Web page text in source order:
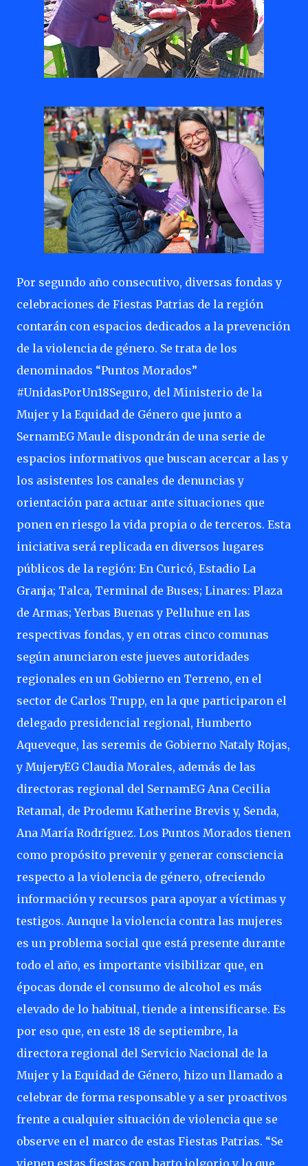
Por segundo año consecutivo, diversas fondas y
celebraciones de Fiestas Patrias de la región
contarán con espacios dedicados a la prevención
de la violencia de género. Se trata de los
denominados “Puntos Morados”
#UnidasPorUn18Seguro, del Ministerio de la
Mujer y la Equidad de Género que junto a
SernamEG Maule dispondrán de una serie de
espacios informativos que buscan acercar a las y
los asistentes los canales de denuncias y
orientación para actuar ante situaciones que
ponen en riesgo la vida propia o de terceros. Esta
iniciativa será replicada en diversos lugares
públicos de la región: En Curicó, Estadio La
Granja; Talca, Terminal de Buses; Linares: Plaza
de Armas; Yerbas Buenas y Pelluhue en las
respectivas fondas, y en otras cinco comunas
según anunciaron este jueves autoridades
regionales en un Gobierno en Terreno, en el
sector de Carlos Trupp, en la que participaron el
delegado presidencial regional, Humberto
Aqueveque, las seremis de Gobierno Nataly Rojas,
y MujeryEG Claudia Morales, además de las
directoras regional del SernamEG Ana Cecilia
Retamal, de Prodemu Katherine Brevis y, Senda,
Ana María Rodríguez. Los Puntos Morados tienen
como propósito prevenir y generar consciencia
respecto a la violencia de género, ofreciendo
información y recursos para apoyar a víctimas y
testigos. Aunque la violencia contra las mujeres
es un problema social que está presente durante
todo el año, es importante visibilizar que, en
épocas donde el consumo de alcohol es más
elevado de lo habitual, tiende a intensificarse. Es
por eso que, en este 18 de septiembre, la
directora regional del Servicio Nacional de la
Mujer y la Equidad de Género, hizo un llamado a
celebrar de forma responsable y a ser proactivos
frente a cualquier situación de violencia que se
observe en el marco de estas Fiestas Patrias. “Se
vienen estas fiestas con harto jolgorio y lo que